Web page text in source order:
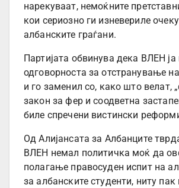
нарекуваат, немоќните
кои сериозно ги изневериле
албанските граѓани.
Партијата обвинува дека ВЛЕН ја
одговорноста за отстранување
и го заменил со, како што велат,
закон за фер и соодветна
биле спречени вистински
Од Алијансата за Албанците
ВЛЕН немал политичка моќ да
полагање правосуден испит на
за албанските студенти, ниту пак